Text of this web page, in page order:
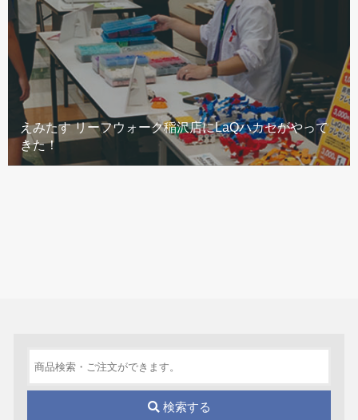
えみたす リーフウォーク稲沢店にLaQハカセがやって
きた！
検索する